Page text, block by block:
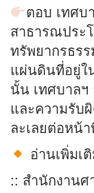
ตอบ เทศบ
สาธารณประ
ทรัพยากรธร
แผ่นดินที่อยู่ใ
นั้น เทศบาลฯ
และความรับ
ละเลยต่อหน้
อ่านเพิ่มเ
:: สำนักงานศ